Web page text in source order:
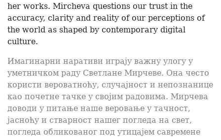
her works. Mircheva questions our trust in the
accuracy, clarity and reality of our perceptions of
the world as shaped by contemporary digital
culture.
Имагинарни наративи играју важну улогу у
уметничком раду Светлане Мирчеве. Она често
користи вероватноћу, случајност и непознанице
као почетне тачке у својим радовима. Мирчева
доводи у питање наше веровање у тачност,
јасноћу и стварност нашег погледа на свет,
погледа обликованог под утицајем савремене